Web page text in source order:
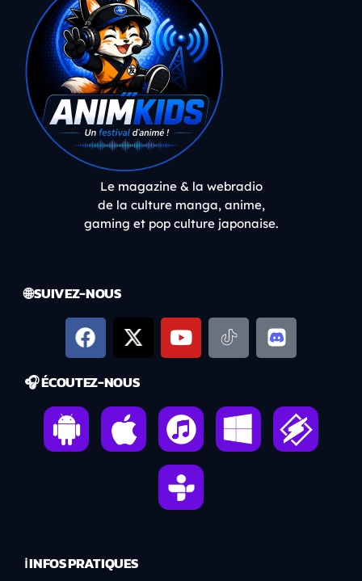
Le magazine & la webradio
de la culture manga, anime,
gaming et pop culture japonaise.
🌐 SUIVEZ-NOUS
🎧 ÉCOUTEZ-NOUS
ℹ️ INFOS PRATIQUES